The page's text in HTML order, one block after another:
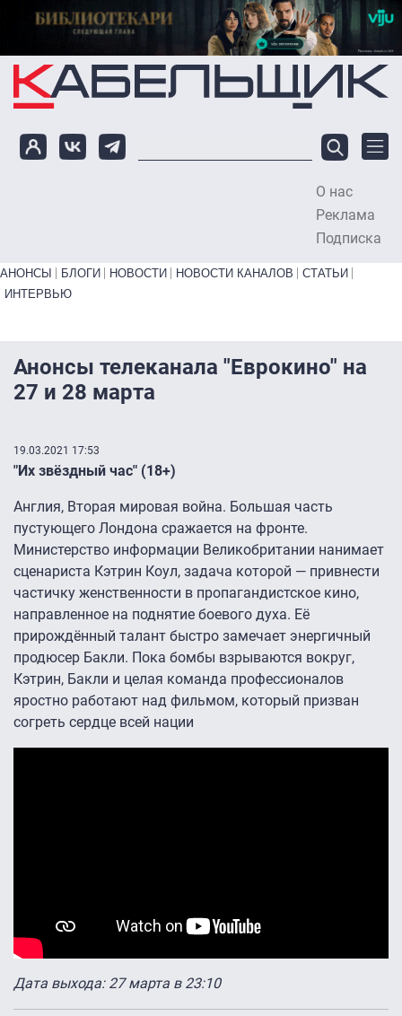
Перейти к основному содержанию
О нас
Реклама
Подписка
Primary links bottom
АНОНСЫ БЛОГИ НОВОСТИ НОВОСТИ КАНАЛОВ
СТАТЬИ
ИНТЕРВЬЮ
Анонсы телеканала "Еврокино" на
27 и 28 марта
19.03.2021 17:53
"Их звёздный час" (18+)
Англия, Вторая мировая война. Большая часть
пустующего Лондона сражается на фронте.
Министерство информации Великобритании нанимает
сценариста Кэтрин Коул, задача которой — привнести
частичку женственности в пропагандистское кино,
направленное на поднятие боевого духа. Её
прирождённый талант быстро замечает энергичный
продюсер Бакли. Пока бомбы взрываются вокруг,
Кэтрин, Бакли и целая команда профессионалов
яростно работают над фильмом, который призван
согреть сердце всей нации
Дата выхода: 27 марта в 23:10